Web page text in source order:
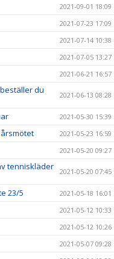
2021-09-01 18:09
2021-07-23 17:09
2021-07-14 10:38
2021-07-05 13:27
2021-06-21 16:57
du
2021-06-13 08:28
2021-05-30 15:39
2021-05-23 16:59
2021-05-20 09:27
tenniskläder
2021-05-20 07:45
23/5 2021-05-18 16:01
2021-05-12 10:33
2021-05-12 10:26
2021-05-07 09:28